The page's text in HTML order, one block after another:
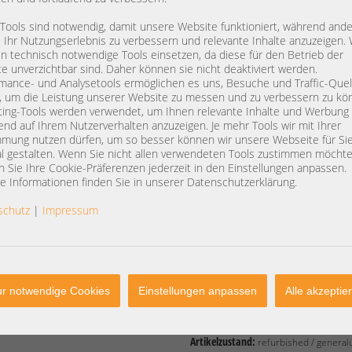
sind notwendig, damit unsere Website funktioniert, während
Ihr Nutzungserlebnis zu verbessern und relevante Inhalte anzuzeigen.
technisch notwendige Tools einsetzen, da diese für den Betrieb der
unverzichtbar sind. Daher können sie nicht deaktiviert werden.
und Analysetools ermöglichen es uns, Besuche und Traffic-
um die Leistung unserer Website zu messen und zu verbessern zu
Tools werden verwendet, um Ihnen relevante Inhalte und Werbung
auf Ihrem Nutzerverhalten anzuzeigen. Je mehr Tools wir mit Ihrer
nutzen dürfen, um so besser können wir unsere Webseite für Sie
gestalten. Wenn Sie nicht allen verwendeten Tools zustimmen
Sie Ihre Cookie-Präferenzen jederzeit in den Einstellungen anpassen.
Informationen finden Sie in unserer Datenschutzerklärung.
| Impressum
notwendige Cookies Einstellungen anpassen Alle
Nettogewicht: 0,079 kg
Artikelabmessung: L: 10,5
Specifications:
Low profile, fits in a dedicated
Works with SATA and SAS hard
8-lane, PCI Express 2.0 compliant
Data transfer rates of up to 6Gb/s
RAID levels 0, 1, 5, 10, 50
Compatible Servers -
Installs in a dedicated storage
PowerEdge R720
PowerEdge R720xdpassend für:
R620 R720 R720xd R420 R320 R520
Artikelzustand: refurbished /